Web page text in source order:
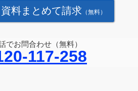
料まとめて請求 （無料）
でお問合わせ（無料）
117-258